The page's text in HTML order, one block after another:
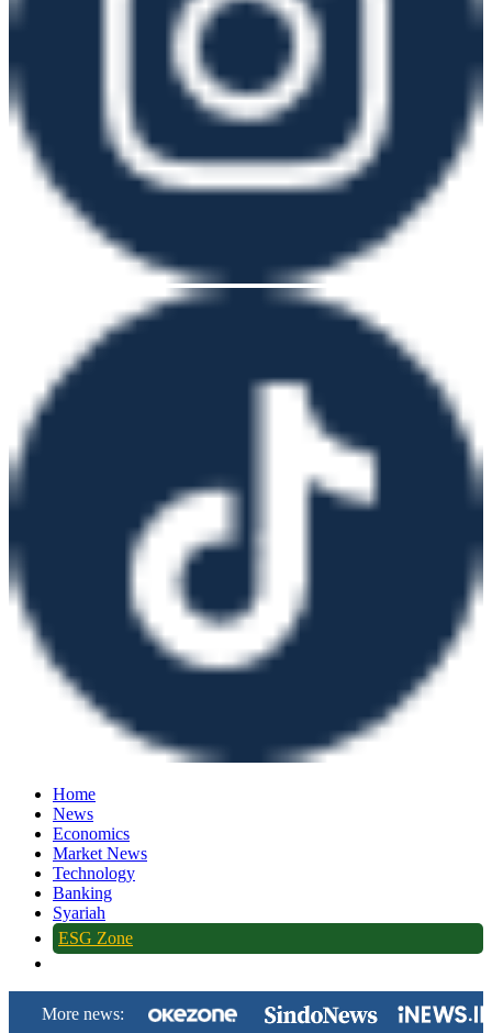
Home
News
Economics
Market News
Technology
Banking
Syariah
ESG Zone
More news: